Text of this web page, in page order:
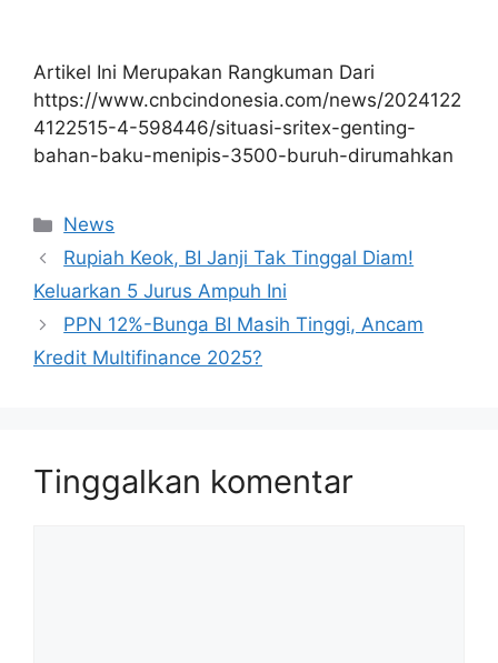
Artikel Ini Merupakan Rangkuman Dari
https://www.cnbcindonesia.com/news/2024122
4122515-4-598446/situasi-sritex-genting-
bahan-baku-menipis-3500-buruh-dirumahkan
Kategori
News
Rupiah Keok, BI Janji Tak Tinggal Diam!
Keluarkan 5 Jurus Ampuh Ini
PPN 12%-Bunga BI Masih Tinggi, Ancam
Kredit Multifinance 2025?
Tinggalkan komentar